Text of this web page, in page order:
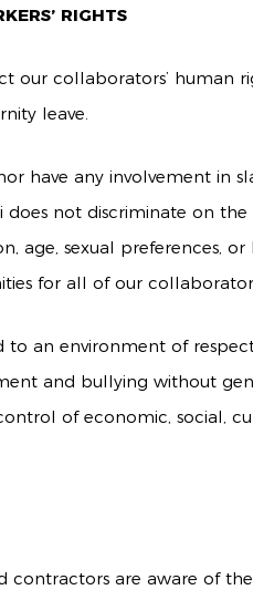
RIGHTS
our collaborators’ human
leave.
have any involvement in
not discriminate on the
age, sexual preferences,
for all of our
to an environment of
and bullying without
of economic, social,
contractors are aware of